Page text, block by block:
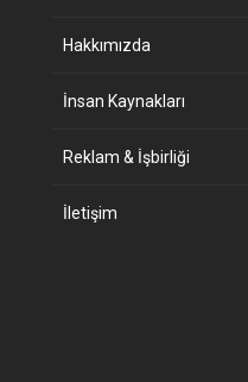
Hakkımızda
İnsan Kaynakları
Reklam & İşbirliği
İletişim